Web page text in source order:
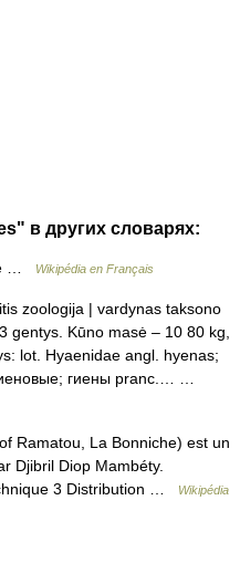
в других словарях:
… Wikipédia en Français
zoologija | vardynas taksono
gentys. Kūno masė – 10 80 kg,
lot. Hyaenidae angl. hyenas;
гиены pranc.… …
Ramatou, La Bonniche) est un
Djibril Diop Mambéty.
3 Distribution …
Wikipédia